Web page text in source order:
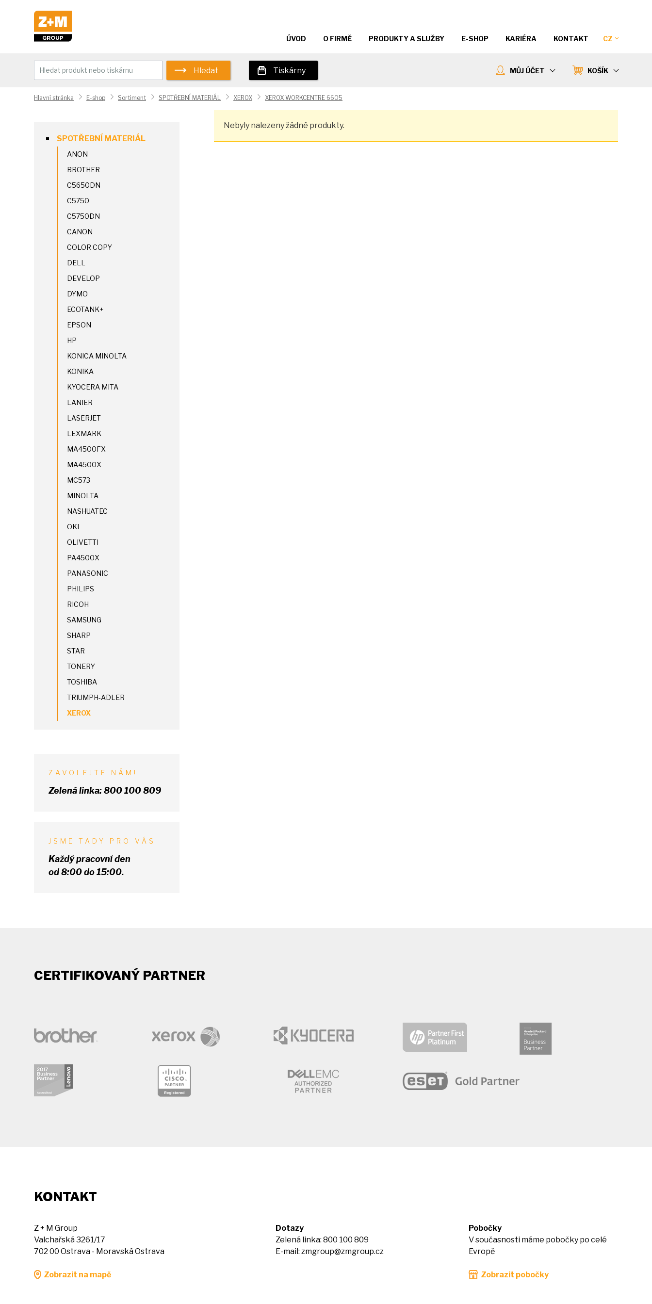
CZ
ÚVOD O FIRMĚ PRODUKTY A SLUŽBY E-SHOP KARIÉRA KONTAKT
Hledat Tiskárny KOŠÍK
MŮJ ÚČET
Hlavní stránka E-shop Sortiment SPOTŘEBNÍ MATERIÁL XEROX XEROX WORKCENTRE 6605
Nebyly nalezeny žádné produkty.
SPOTŘEBNÍ MATERIÁL
ANON
BROTHER
C5650DN
C5750
C5750DN
CANON
COLOR COPY
DELL
DEVELOP
DYMO
ECOTANK+
EPSON
HP
KONICA MINOLTA
KONIKA
KYOCERA MITA
LANIER
LASERJET
LEXMARK
MA4500FX
MA4500X
MC573
MINOLTA
NASHUATEC
OKI
OLIVETTI
PA4500X
PANASONIC
PHILIPS
RICOH
SAMSUNG
SHARP
STAR
TONERY
TOSHIBA
TRIUMPH-ADLER
XEROX
ZAVOLEJTE NÁM!
Zelená linka:800 100 809
JSME TADY PRO VÁS
Každý pracovní den
od 8:00 do 15:00.
CERTIFIKOVANÝ PARTNER
KONTAKT
Z + M Group
Valchařská 3261/17
702 00 Ostrava - Moravská Ostrava
Zobrazit na mapě
Dotazy
Zelená linka: 800 100 809
E-mail: zmgroup@zmgroup.cz
Pobočky
V současnosti máme pobočky po celé
Evropě
Zobrazit pobočky